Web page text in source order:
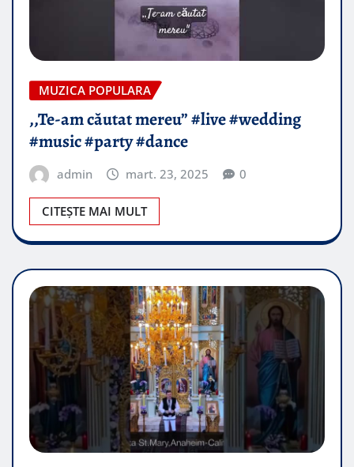
MUZICA POPULARA
,,Te-am căutat mereu” #live #wedding
#music #party #dance
admin mart. 23, 2025 0
CITEȘTE MAI MULT